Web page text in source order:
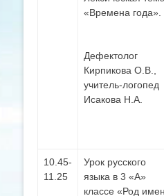
«Времена года».
Дефектолог
Кирпикова О.В.,
учитель-логопед
Исакова Н.А.
10.45-
11.25
Урок русского
языка в 3 «А»
классе «Род имен